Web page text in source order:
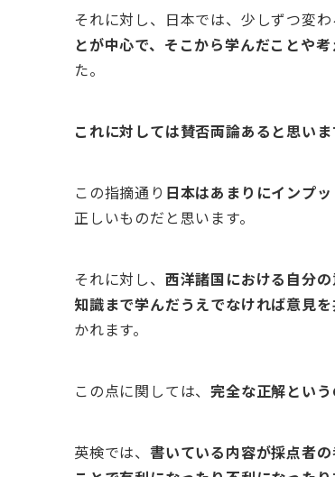
それに対し、日本では、少しずつ変
とが中心で、そこから学んだことや
た。
これに対しては賛否両論あると思いま
この指摘通り 日本はあまりにインプ
正しいものだと思います。
それに対し、 西洋諸国における自分
知識まで学んだうえでなければ意見
かれます。
この点に関しては、完全な正解とい
英検では、 書いている内容が採点者